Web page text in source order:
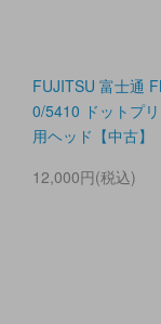
FUJITSU 富士通
0/5410 ドットプ
用ヘッド【中古】
12,000円(税込)